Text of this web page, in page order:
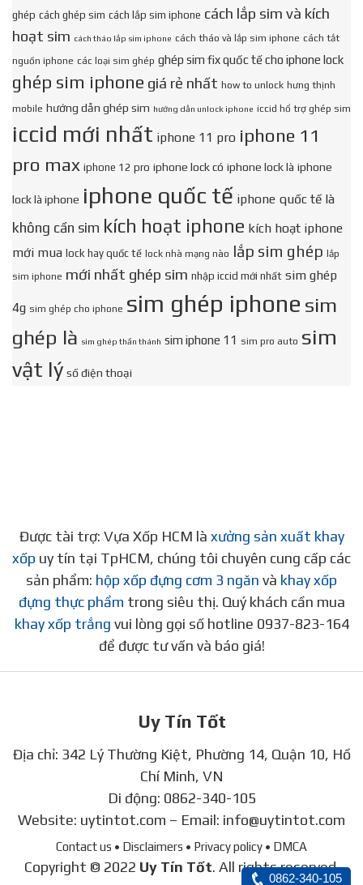
ghép cách ghép sim cách lắp sim iphone cách lắp sim và kích
hoạt sim cách tháo lắp sim iphone cách tháo và lắp sim iphone cách tắt
nguồn iphone các loại sim ghép ghép sim fix quốc tế cho iphone lock
ghép sim iphone giá rẻ nhất how to unlock hưng thịnh
mobile hướng dẫn ghép sim hướng dẫn unlock iphone iccid hổ trợ ghép sim
iccid mới nhất iphone 11 pro iphone 11
pro max iphone 12 pro iphone lock có iphone lock là iphone
lock là iphone iphone quốc tế iphone quốc tế là
không cần sim kích hoạt iphone kích hoạt iphone
mới mua lock hay quốc tế lock nhà mạng nào lắp sim ghép lắp
sim iphone mới nhất ghép sim nhập iccid mới nhất sim ghép
4g sim ghép cho iphone sim ghép iphone sim
ghép là sim ghép thần thánh sim iphone 11 sim pro auto sim
vật lý số điện thoại
Được tài trợ: Vựa Xốp HCM là xưởng sản xuất khay
xốp uy tín tại TpHCM, chúng tôi chuyên cung cấp các
sản phẩm: hộp xốp đựng cơm 3 ngăn và khay xốp
đựng thực phẩm trong siêu thị. Quý khách cần mua
khay xốp trắng vui lòng gọi số hotline 0937-823-164
để được tư vấn và báo giá!
Uy Tín Tốt
Địa chỉ: 342 Lý Thường Kiệt, Phường 14, Quận 10, Hồ
Chí Minh, VN
Di động: 0862-340-105
Website: uytintot.com – Email: info@uytintot.com
Contact us • Disclaimers • Privacy policy • DMCA
Copyright © 2022 Uy Tín Tốt. All rights reserved.
0862-340-105